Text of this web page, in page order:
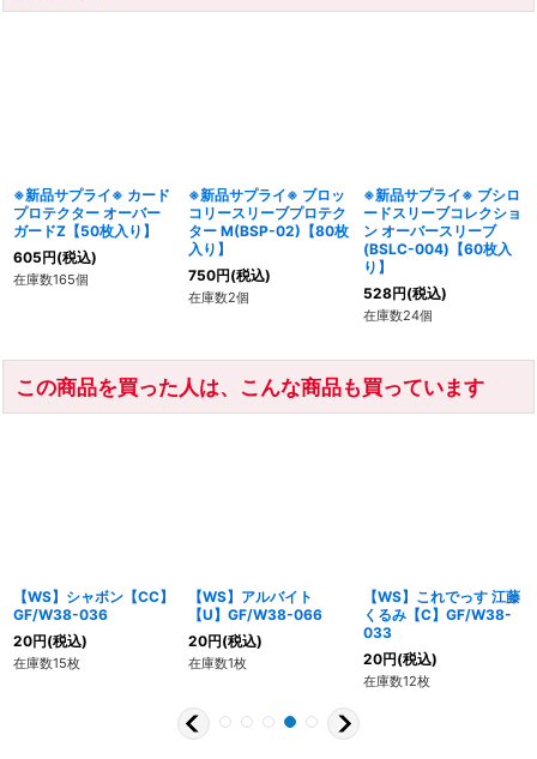
※新品サプライ※ カード
プロテクター オーバー
ガードZ【50枚入り】
605円(税込)
在庫数165個
※新品サプライ※ ブロッ
コリースリーブプロテク
ター M(BSP-02)【80枚
入り】
750円(税込)
在庫数2個
※新品サプライ※ ブシロ
ードスリーブコレクショ
ン オーバースリーブ
(BSLC-004)【60枚入
り】
528円(税込)
在庫数24個
この商品を買った人は、こんな商品も買っています
【WS】シャボン【CC】
GF/W38-036
20円(税込)
在庫数15枚
【WS】アルバイト
【U】GF/W38-066
20円(税込)
在庫数1枚
【WS】これでっす 江藤
くるみ【C】GF/W38-
033
20円(税込)
在庫数12枚